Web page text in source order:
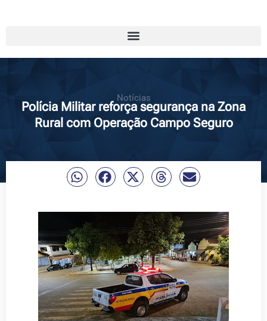
Notícias
Polícia Militar reforça segurança na Zona
Rural com Operação Campo Seguro